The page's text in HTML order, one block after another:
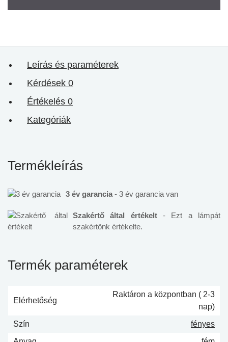
Leírás és paraméterek
Kérdések 0
Értékelés 0
Kategóriák
Termékleírás
3 év garancia - 3 év garancia van
Szakértő által értékelt- Ezt a lámpát
szakértőnk értékelte.
Termék paraméterek
Elérhetőség
Raktáron a központban ( 2-3
nap)
Szín
fényes